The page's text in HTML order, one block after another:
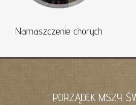
Namaszczenie chorych
PORZĄDEK MSZY